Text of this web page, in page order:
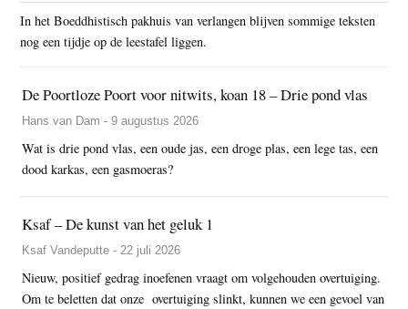
In het Boeddhistisch pakhuis van verlangen blijven sommige teksten
nog een tijdje op de leestafel liggen.
De Poortloze Poort voor nitwits, koan 18 – Drie pond vlas
Hans van Dam - 9 augustus 2026
Wat is drie pond vlas, een oude jas, een droge plas, een lege tas, een
dood karkas, een gasmoeras?
Ksaf – De kunst van het geluk 1
Ksaf Vandeputte - 22 juli 2026
Nieuw, positief gedrag inoefenen vraagt om volgehouden overtuiging.
Om te beletten dat onze overtuiging slinkt, kunnen we een gevoel van